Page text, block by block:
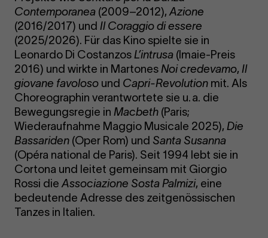
Contemporanea (2009–2012),Azione
(2016/2017) und Il Coraggio di essere
(2025/2026). Für das Kino spielte sie in
Leonardo Di Costanzos L’intrusa (Imaie-Preis
2016) und wirkte in Martones Noi credevamo, Il
giovane favoloso und Capri-Revolution mit. Als
Choreographin verantwortete sie u. a. die
Bewegungsregie in Macbeth (Paris;
Wiederaufnahme Maggio Musicale 2025), Die
Bassariden (Oper Rom) und Santa Susanna
(Opéra national de Paris). Seit 1994 lebt sie in
Cortona und leitet gemeinsam mit Giorgio
Rossi dieAssociazione Sosta Palmizi, eine
bedeutende Adresse des zeitgenössischen
Tanzes in Italien.